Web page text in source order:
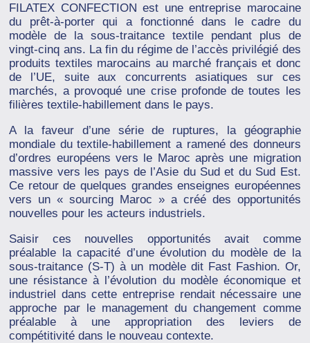
FILATEX CONFECTION est une entreprise marocaine
du prêt-à-porter qui a fonctionné dans le cadre du
modèle de la sous-traitance textile pendant plus de
vingt-cinq ans. La fin du régime de l’accès privilégié des
produits textiles marocains au marché français et donc
de l’UE, suite aux concurrents asiatiques sur ces
marchés, a provoqué une crise profonde de toutes les
filières textile-habillement dans le pays.
A la faveur d’une série de ruptures, la géographie
mondiale du textile-habillement a ramené des donneurs
d’ordres européens vers le Maroc après une migration
massive vers les pays de l’Asie du Sud et du Sud Est.
Ce retour de quelques grandes enseignes européennes
vers un « sourcing Maroc » a créé des opportunités
nouvelles pour les acteurs industriels.
Saisir ces nouvelles opportunités avait comme
préalable la capacité d’une évolution du modèle de la
sous-traitance (S-T) à un modèle dit Fast Fashion. Or,
une résistance à l’évolution du modèle économique et
industriel dans cette entreprise rendait nécessaire une
approche par le management du changement comme
préalable à une appropriation des leviers de
compétitivité dans le nouveau contexte.